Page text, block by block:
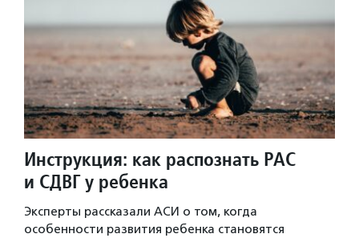
Инструкция: как распознать РАС
и СДВГ у ребенка
Эксперты рассказали АСИ о том, когда
особенности развития ребенка становятся